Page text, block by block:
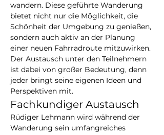
wandern. Diese geführte Wanderung
bietet nicht nur die Möglichkeit, die
Schönheit der Umgebung zu genießen,
sondern auch aktiv an der Planung
einer neuen Fahrradroute mitzuwirken.
Der Austausch unter den Teilnehmern
ist dabei von großer Bedeutung, denn
jeder bringt seine eigenen Ideen und
Perspektiven mit.
Fachkundiger Austausch
Rüdiger Lehmann wird während der
Wanderung sein umfangreiches